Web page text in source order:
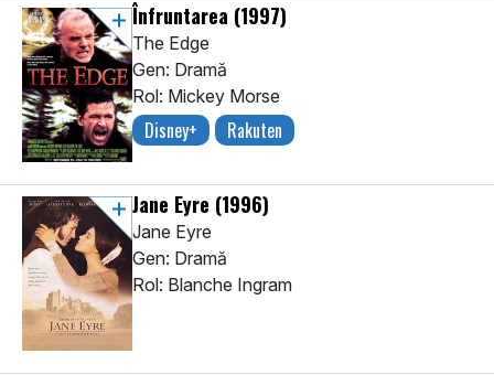
Înfruntarea (1997)
The Edge
Gen: Dramă
Rol: Mickey Morse
Disney+ Rakuten
Jane Eyre (1996)
Jane Eyre
Gen: Dramă
Rol: Blanche Ingram